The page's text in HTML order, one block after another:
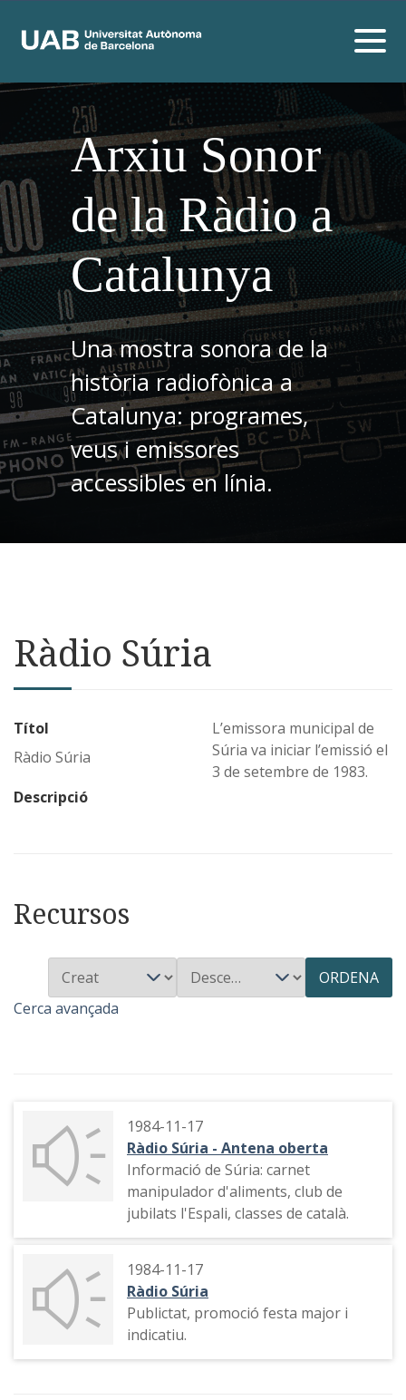
Arxiu Sonor
de la Ràdio a
Catalunya
Una mostra sonora de la
història radiofònica a
Catalunya: programes,
veus i emissores
accessibles en línia.
Ràdio Súria
Títol
Ràdio Súria
Descripció
L’emissora municipal de
Súria va iniciar l’emissió el
3 de setembre de 1983.
Recursos
ORDENA
Cerca avançada
1984-11-17
Ràdio Súria - Antena oberta
Informació de Súria: carnet
manipulador d'aliments, club de
jubilats l'Espali, classes de català.
1984-11-17
Ràdio Súria
Publictat, promoció festa major i
indicatiu.